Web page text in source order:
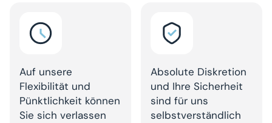
Auf unsere
Flexibilität und
Pünktlichkeit können
Sie sich verlassen
Absolute Diskretion
und Ihre Sicherheit
sind für uns
selbstverständlich